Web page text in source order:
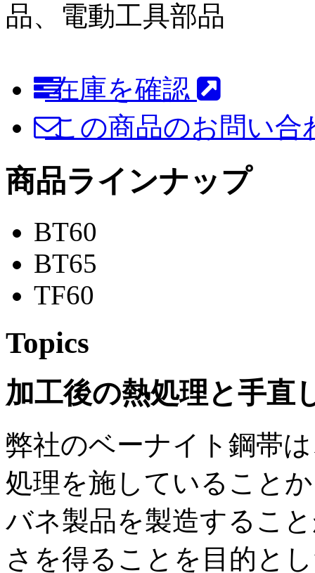
品、電動工具部品
在庫を確認
この商品のお問い合
商品ラインナップ
BT60
BT65
TF60
Topics
加工後の熱処理と手直
弊社のベーナイト鋼帯
処理を施していること
バネ製品を製造するこ
さを得ることを目的と